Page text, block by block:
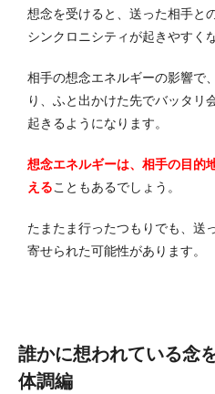
想念を受けると、送った相手と
シンクロニシティが起きやすく
相手の想念エネルギーの影響で
り、ふと出かけた先でバッタリ
起きるようになります。
想念エネルギーは、相手の目的
えることもあるでしょう。
たまたま行ったつもりでも、送
寄せられた可能性があります。
誰かに想われている念
体調編